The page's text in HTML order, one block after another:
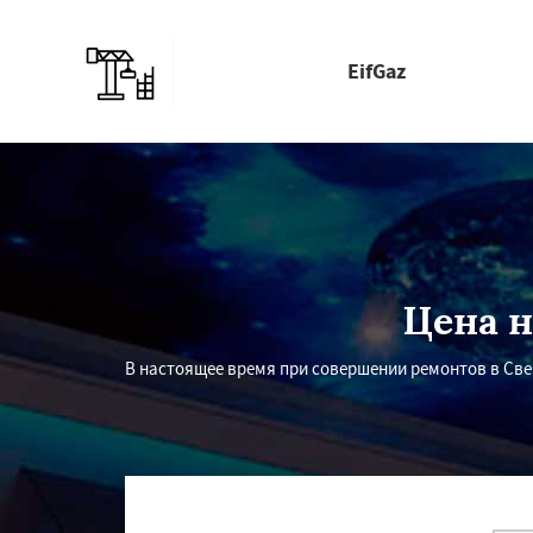
EifGaz
Цена
В настоящее время при совершении ремонтов в